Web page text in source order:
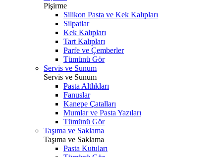
Pişirme
Silikon Pasta ve Kek Kalıpları
Silpatlar
Kek Kalıpları
Tart Kalıpları
Parfe ve Çemberler
Tümünü Gör
Servis ve Sunum
Servis ve Sunum
Pasta Altlıkları
Fanuslar
Kanepe Çatalları
Mumlar ve Pasta Yazıları
Tümünü Gör
Taşıma ve Saklama
Taşıma ve Saklama
Pasta Kutuları